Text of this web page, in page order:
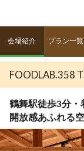
会場紹介 プラン一覧
FOODLAB.358
鶴舞駅徒歩3分・
開放感あふれる